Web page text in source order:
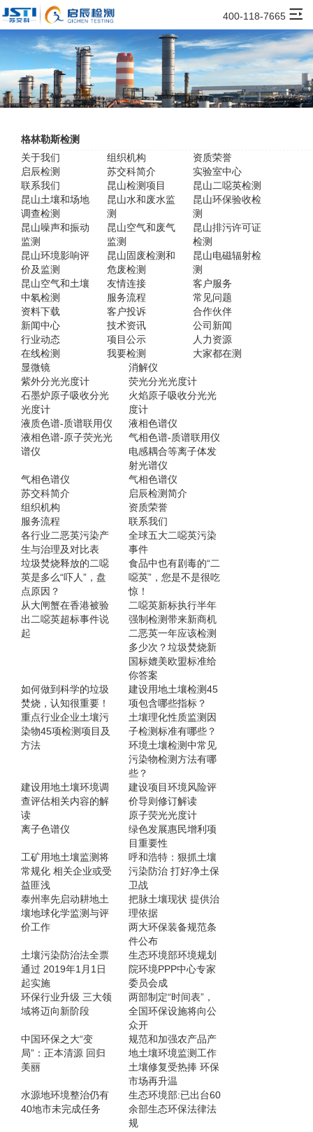
400-118-7665
格林勒斯检测
关于我们
组织机构
资质荣誉
启辰检测
苏交科简介
实验室中心
联系我们
昆山检测项目
昆山二噁英检测
昆山土壤和场地
调查检测
昆山水和废水监
测
昆山环保验收检
测
昆山噪声和振动
监测
昆山空气和废气
监测
昆山排污许可证
检测
昆山环境影响评
价及监测
昆山固废检测和
危废检测
昆山电磁辐射检
测
昆山空气和土壤
中氡检测
友情连接
客户服务
服务流程
常见问题
资料下载
客户投诉
合作伙伴
新闻中心
技术资讯
公司新闻
行业动态
项目公示
人力资源
在线检测
我要检测
大家都在测
显微镜
消解仪
紫外分光光度计
荧光分光光度计
石墨炉原子吸收分光
光度计
火焰原子吸收分光光
度计
液质色谱-质谱联用仪
液相色谱仪
液相色谱-原子荧光光
谱仪
气相色谱-质谱联用仪
电感耦合等离子体发
射光谱仪
气相色谱仪
气相色谱仪
苏交科简介
启辰检测简介
组织机构
资质荣誉
服务流程
联系我们
各行业二恶英污染产
生与治理及对比表
全球五大二噁英污染
事件
垃圾焚烧释放的二噁
英是多么“吓人”，盘
点原因？
食品中也有剧毒的“二
噁英”，您是不是很吃
惊！
从大闸蟹在香港被验
出二噁英超标事件说
起
二噁英新标执行半年
强制检测带来新商机
二恶英一年应该检测
多少次？垃圾焚烧新
国标媲美欧盟标准给
你答案
如何做到科学的垃圾
焚烧，认知很重要！
建设用地土壤检测45
项包含哪些指标？
重点行业企业土壤污
染物45项检测项目及
方法
土壤理化性质监测因
子检测标准有哪些？
环境土壤检测中常见
污染物检测方法有哪
些？
建设用地土壤环境调
查评估相关内容的解
读
建设项目环境风险评
价导则修订解读
原子荧光光度计
离子色谱仪
绿色发展惠民增利项
目重要性
工矿用地土壤监测将
常规化 相关企业或受
益匪浅
呼和浩特：狠抓土壤
污染防治 打好净土保
卫战
泰州率先启动耕地土
壤地球化学监测与评
价工作
把脉土壤现状 提供治
理依据
两大环保装备规范条
件公布
土壤污染防治法全票
通过 2019年1月1日
起实施
生态环境部环境规划
院环境PPP中心专家
委员会成
环保行业升级 三大领
域将迈向新阶段
两部制定“时间表”，
全国环保设施将向公
众开
中国环保之大“变
局”：正本清源 回归
美丽
规范和加强农产品产
地土壤环境监测工作
土壤修复受热捧 环保
市场再升温
水源地环境整治仍有
40地市未完成任务
生态环境部:已出台60
余部生态环保法律法
规